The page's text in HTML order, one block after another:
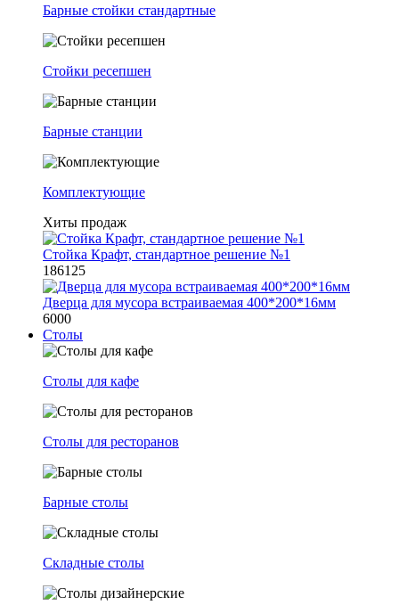
Барные стойки стандартные
Стойки ресепшен
Барные станции
Комплектующие
Хиты продаж
Стойка Крафт, стандартное решение №1
186125
Дверца для мусора встраиваемая 400*200*16мм
6000
Столы
Столы для кафе
Столы для ресторанов
Барные столы
Складные столы